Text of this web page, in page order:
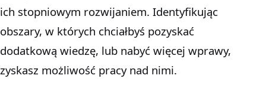
ich stopniowym rozwijaniem. Identyfikując
obszary, w których chciałbyś pozyskać
dodatkową wiedzę, lub nabyć więcej wprawy,
zyskasz możliwość pracy nad nimi.